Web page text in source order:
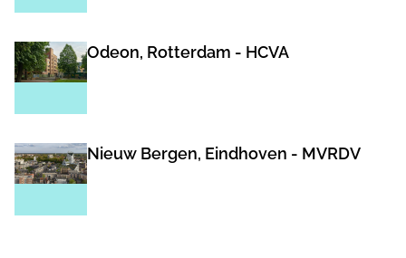
Odeon, Rotterdam - HCVA
Nieuw Bergen, Eindhoven - MVRDV